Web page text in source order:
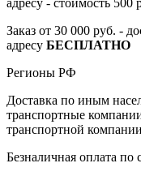
Заказ от 30 000 руб. -
адресу БЕСПЛАТНО
Регионы РФ
Доставка по иным
транспортные
транспортной
Безналичная оплата по